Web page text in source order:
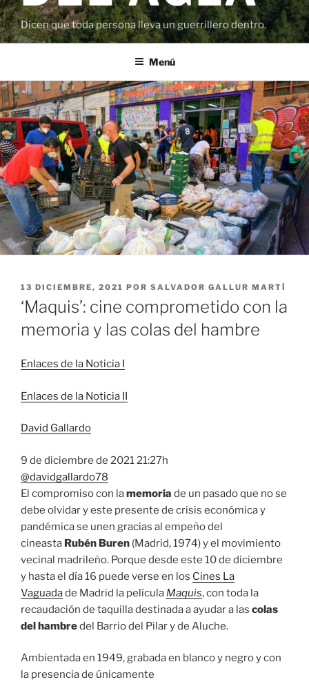
Dicen que toda persona lleva un guerrillero dentro.
Menú
PUBLICADO
EL
13 DICIEMBRE, 2021 POR SALVADOR GALLUR MARTÍ
‘Maquis’: cine comprometido con la
memoria y las colas del hambre
Enlaces de la Noticia I
Enlaces de la Noticia II
David Gallardo
9 de diciembre de 202121:27h
@davidgallardo78
El compromiso con lamemoria de un pasado que no se
debe olvidar y este presente de crisis económica y
pandémica se unen gracias al empeño del
cineasta Rubén Buren (Madrid, 1974) y el movimiento
vecinal madrileño. Porque desde este 10 de diciembre
y hasta el día 16 puede verse en los Cines La
Vaguadade Madrid la película Maquis, con toda la
recaudación de taquilla destinada a ayudar a las colas
del hambredel Barrio del Pilar y de Aluche.
Ambientada en 1949, grabada en blanco y negro y con
la presencia de únicamente